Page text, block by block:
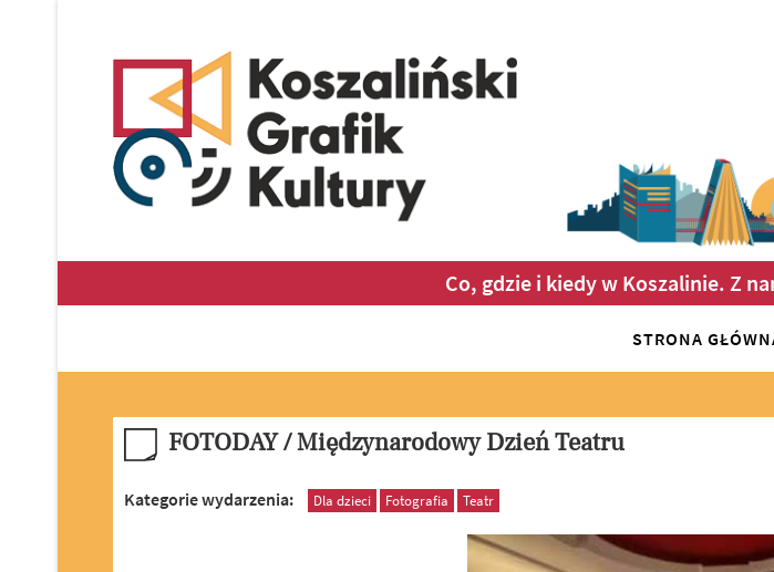
Co, gdzie i kiedy w Koszalinie. Z
STRONA
FOTODAY / Międzynarodowy Dzień Teatru
Kategorie wydarzenia: Dla dzieci Fotografia Teatr